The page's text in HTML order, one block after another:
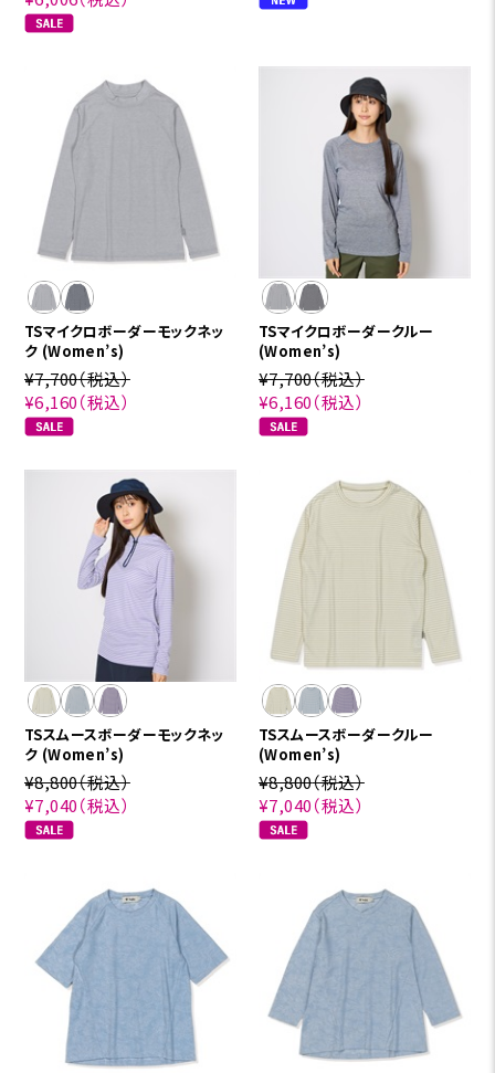
TSマイクロボーダーモックネッ
ク (Women’s)
¥7,700（税込）
¥6,160（税込）
TSマイクロボーダークルー
(Women’s)
¥7,700（税込）
¥6,160（税込）
TSスムースボーダーモックネッ
ク (Women’s)
¥8,800（税込）
¥7,040（税込）
TSスムースボーダークルー
(Women’s)
¥8,800（税込）
¥7,040（税込）